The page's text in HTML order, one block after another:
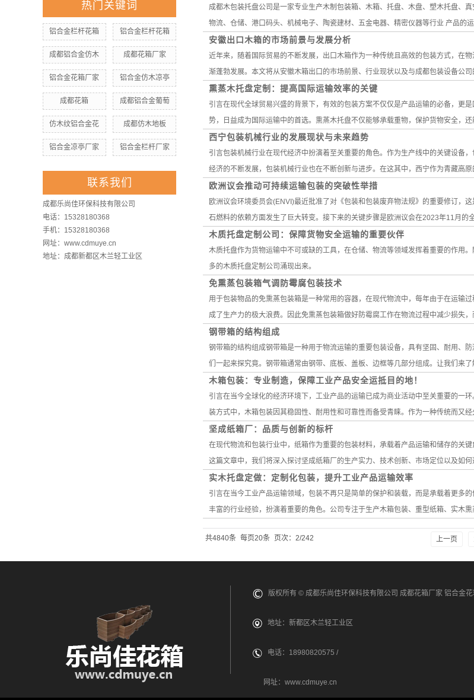
热门关键词
铝合金栏杆花箱 铝合金栏杆花箱
成都铝合金仿木 成都花箱厂家
铝合金花箱厂家 铝合金仿木凉亭
成都花箱 成都铝合金葡萄
仿木纹铝合金花 成都仿木地板
铝合金凉亭厂家 铝合金栏杆厂家
联系我们
成都乐尚佳环保科技有限公司
电话：15328180368
手机：15328180368
网址：www.cdmuye.cn
地址：成都新都区木兰轻工业区
成都木包装托盘公司是一家专业生产木制包装箱、木箱、托盘、木盘、塑木托盘、
物流、仓储、港口码头、机械电子、陶瓷建材、五金电器、精密仪器等行业 产品的
安徽出口木箱的市场前景与发展分析
近年来，随着国际贸易的不断发展，出口木箱作为一种传统且高效的包装方式，在
渐蓬勃发展。本文将从安徽木箱出口的市场前景、行业现状以及与成都包装设备公
熏蒸木托盘定制：提高国际运输效率的关键
引言在现代全球贸易兴盛的背景下，有效的包装方案不仅仅是产品运输的必备，更
势，日益成为国际运输中的首选。熏蒸木托盘不仅能够承载重物，保护货物安全，
西宁包装机械行业的发展现状与未来趋势
引言包装机械行业在现代经济中扮演着至关重要的角色。作为生产线中的关键设备
经济的不断发展，包装机械行业也在不断创新与进步。在这其中，西宁作为青藏高
欧洲议会推动可持续运输包装的突破性举措
欧洲议会环境委员会(ENVI)最近批准了对《包装和包装废弃物法规》的重要修订，
石燃料的依赖方面发生了巨大转变。接下来的关键步骤是欧洲议会在2023年11月的
木质托盘定制公司：保障货物安全运输的重要伙伴
木质托盘作为货物运输中不可或缺的工具，在仓储、物流等领域发挥着重要的作用
多的木质托盘定制公司涌现出来。
免熏蒸包装箱气调防霉腐包装技术
用于包装物品的免熏蒸包装箱是一种常用的容器，在现代物流中，每年由于在运输
成了生产力的极大浪费。因此免熏蒸包装箱做好防霉腐工作在物流过程中减少损失
钢带箱的结构组成
钢带箱的结构组成钢带箱是一种用于物流运输的重要包装设备，具有坚固、耐用、
们一起来探究竟。钢带箱通常由钢带、底板、盖板、边框等几部分组成。让我们来
木箱包装：专业制造，保障工业产品安全运抵目的地！
引言在当今全球化的经济环境下，工业产品的运输已成为商业活动中至关重要的一
装方式中，木箱包装因其稳固性、耐用性和可靠性而备受青睐。作为一种传统而又
坚成纸箱厂：品质与创新的标杆
在现代物流和包装行业中，纸箱作为重要的包装材料，承载着产品运输和储存的关
这篇文章中，我们将深入探讨坚成纸箱厂的生产实力、技术创新、市场定位以及如
实木托盘定做：定制化包装，提升工业产品运输效率
引言在当今工业产品运输领域，包装不再只是简单的保护和装载，而是承载着更多
丰富的行业经验，扮演着重要的角色。公司专注于生产木箱包装、重型纸箱、实木
共4840条 每页20条 页次：2/242 上一页
版权所有 © 成都乐尚佳环保科技有限公司 成都花箱厂家 铝合金
地址：新都区木兰轻工业区
电话：18980820575 /
网址：www.cdmuye.cn